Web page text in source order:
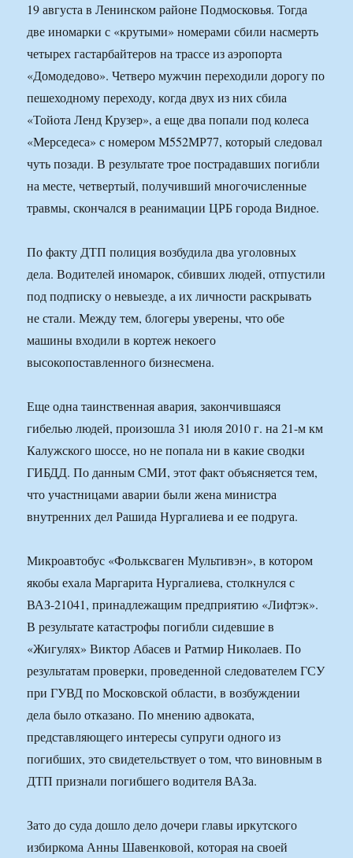
19 августа в Ленинском районе Подмосковья. Тогда
две иномарки с «крутыми» номерами сбили насмерть
четырех гастарбайтеров на трассе из аэропорта
«Домодедово». Четверо мужчин переходили дорогу по
пешеходному переходу, когда двух из них сбила
«Тойота Ленд Крузер», а еще два попали под колеса
«Мерседеса» с номером М552МР77, который следовал
чуть позади. В результате трое пострадавших погибли
на месте, четвертый, получивший многочисленные
травмы, скончался в реанимации ЦРБ города Видное.
По факту ДТП полиция возбудила два уголовных
дела. Водителей иномарок, сбивших людей, отпустили
под подписку о невыезде, а их личности раскрывать
не стали. Между тем, блогеры уверены, что обе
машины входили в кортеж некоего
высокопоставленного бизнесмена.
Еще одна таинственная авария, закончившаяся
гибелью людей, произошла 31 июля 2010 г. на 21-м км
Калужского шоссе, но не попала ни в какие сводки
ГИБДД. По данным СМИ, этот факт объясняется тем,
что участницами аварии были жена министра
внутренних дел Рашида Нургалиева и ее подруга.
Микроавтобус «Фольксваген Мультивэн», в котором
якобы ехала Маргарита Нургалиева, столкнулся с
ВАЗ-21041, принадлежащим предприятию «Лифтэк».
В результате катастрофы погибли сидевшие в
«Жигулях» Виктор Абасев и Ратмир Николаев. По
результатам проверки, проведенной следователем ГСУ
при ГУВД по Московской области, в возбуждении
дела было отказано. По мнению адвоката,
представляющего интересы супруги одного из
погибших, это свидетельствует о том, что виновным в
ДТП признали погибшего водителя ВАЗа.
Зато до суда дошло дело дочери главы иркутского
избиркома Анны Шавенковой, которая на своей